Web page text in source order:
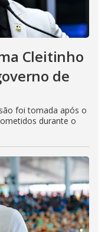
Cleitinho
de
foi tomada após o
durante o